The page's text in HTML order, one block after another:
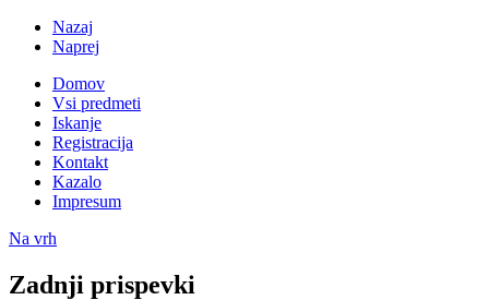
Nazaj
Naprej
Domov
Vsi predmeti
Iskanje
Registracija
Kontakt
Kazalo
Impresum
Na vrh
Zadnji prispevki